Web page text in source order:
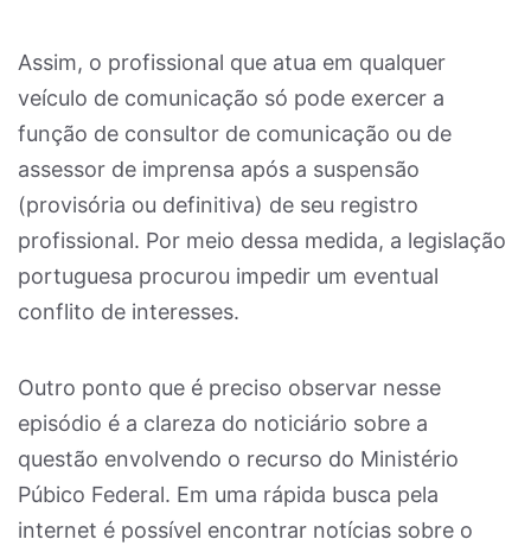
Assim, o profissional que atua em qualquer
veículo de comunicação só pode exercer a
função de consultor de comunicação ou de
assessor de imprensa após a suspensão
(provisória ou definitiva) de seu registro
profissional. Por meio dessa medida, a legislação
portuguesa procurou impedir um eventual
conflito de interesses.
Outro ponto que é preciso observar nesse
episódio é a clareza do noticiário sobre a
questão envolvendo o recurso do Ministério
Púbico Federal. Em uma rápida busca pela
internet é possível encontrar notícias sobre o